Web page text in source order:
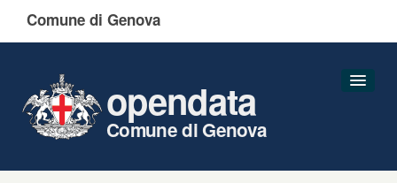
Comune di Genova
opendata
Comune di Genova